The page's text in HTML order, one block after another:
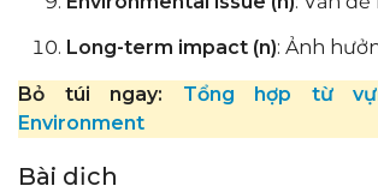
Long-term impact (n): Ảnh
Bỏ túi ngay:
Tổng hợp từ
Environment
Bài dịch